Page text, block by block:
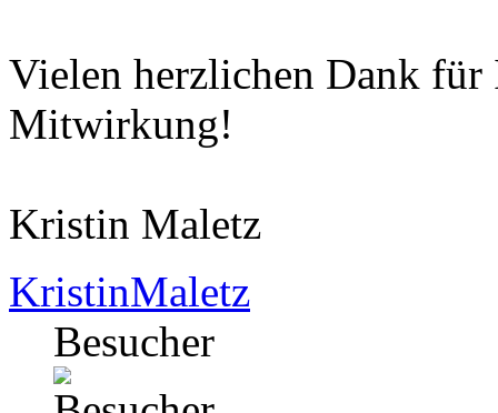
Vielen herzlichen Dank
Mitwirkung!
Kristin Maletz
KristinMaletz
Besucher